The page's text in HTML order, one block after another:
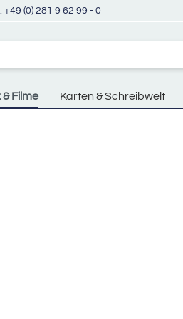
+49 (0) 281 9 62 99 - 0
Filme Karten & Schreibwelt